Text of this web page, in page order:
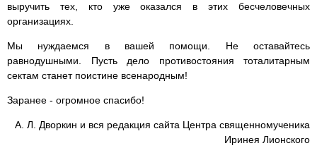
выручить тех, кто уже оказался в этих бесчеловечных
организациях.
Мы нуждаемся в вашей помощи. Не оставайтесь
равнодушными. Пусть дело противостояния тоталитарным
сектам станет поистине всенародным!
Заранее - огромное спасибо!
А. Л. Дворкин и вся редакция сайта Центра священномученика
Иринея Лионского